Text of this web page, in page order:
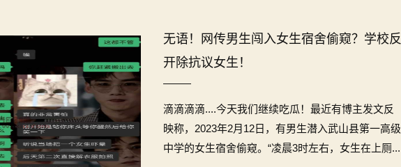
无语！网传男生闯入女生宿舍偷窥？学校反
开除抗议女生！
滴滴滴滴....今天我们继续吃瓜！最近有博主发文反
映称，2023年2月12日，有男生潜入武山县第一高级
中学的女生宿舍偷窥。“凌晨3时左右，女生在上厕...